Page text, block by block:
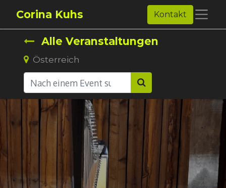
Corina Kuhs Kontakt
Alle Veranstaltungen
Österreich